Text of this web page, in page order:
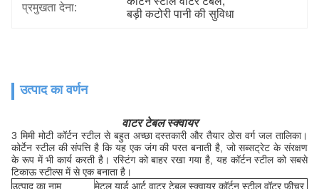
प्रमुखता देना:
बड़ी कटोरी पानी की सुविधा
उत्पाद का वर्णन
वाटर टेबल स्क्वायर
3 मिमी मोटी कॉर्टन स्टील से बहुत अच्छा दस्तकारी और तैयार ठोस वर्ग जल तालिका।
कोर्टेन स्टील की संपत्ति है कि यह एक जंग की परत बनाती है, जो सब्सट्रेट के संरक्षण
के रूप में भी कार्य करती है। रस्टिंग को बाहर रखा गया है, यह कॉर्टन स्टील को सबसे
टिकाऊ स्टील्स में से एक बनाता है।
उत्पाद का नाम
मेटल यार्ड आर्ट वाटर टेबल स्क्वायर कॉर्टन स्टील वॉटर फ़ीचर